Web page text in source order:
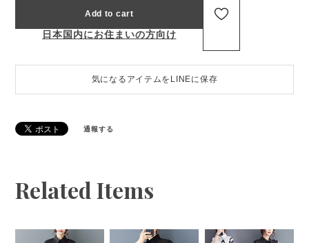
Add to cart
日本国内にお住まいの方向け
気になるアイテムをLINEに保存
通報する
Related Items